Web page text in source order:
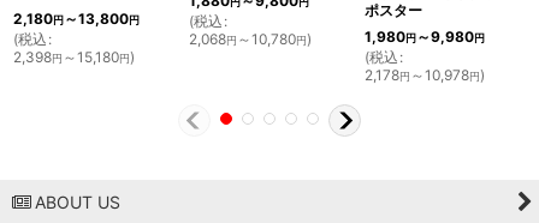
2,180円～13,800円
(税込 :
2,398円 ～15,180円)
(税込 :
2,068円 ～10,780円)
ポスター
1,980円～9,980円
(税込 :
2,178円 ～10,978円)
ABOUT US